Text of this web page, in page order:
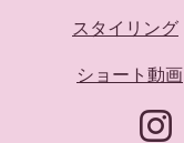
スタイリング
ショート動画